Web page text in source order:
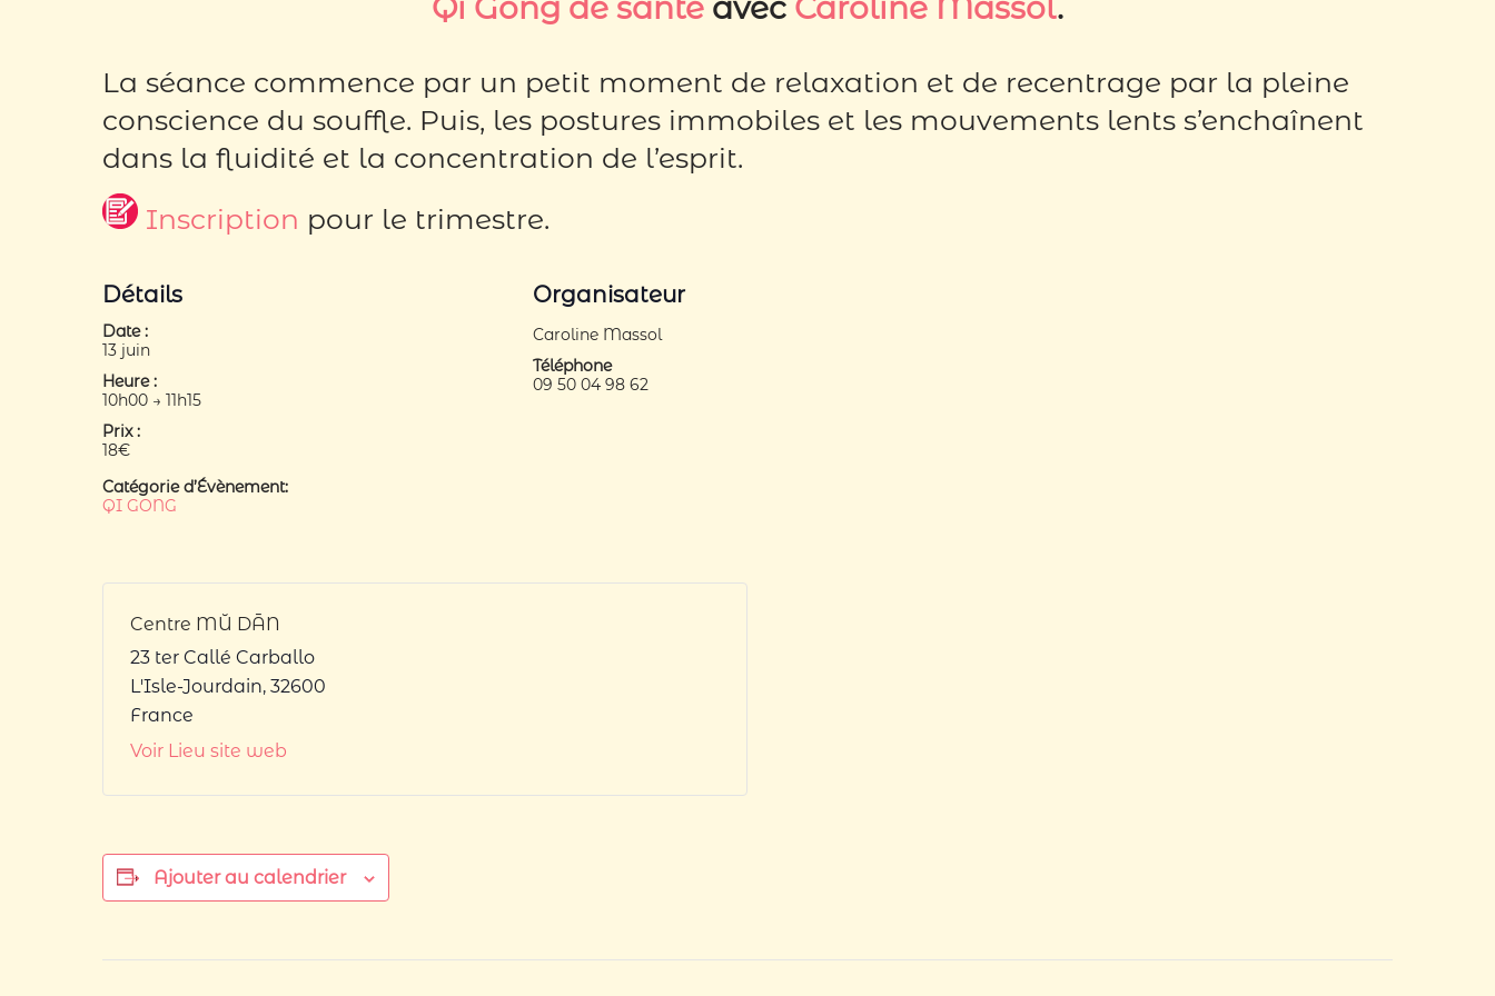
Qi Gong de santé avec Caroline Massol.
La séance commence par un petit moment de relaxation et de recentrage par la pleine
conscience du souffle. Puis, les postures immobiles et les mouvements lents s’enchaînent
dans la fluidité et la concentration de l’esprit.
Inscription pour le trimestre.
Détails
Date :
13 juin
Heure :
10h00 → 11h15
Prix :
18€
Catégorie d’Évènement:
QI GONG
Organisateur
Caroline Massol
Téléphone
09 50 04 98 62
Centre MŬ DĀN
23 ter Callé Carballo
L'Isle-Jourdain, 32600
France
Voir Lieu site web
Ajouter au calendrier